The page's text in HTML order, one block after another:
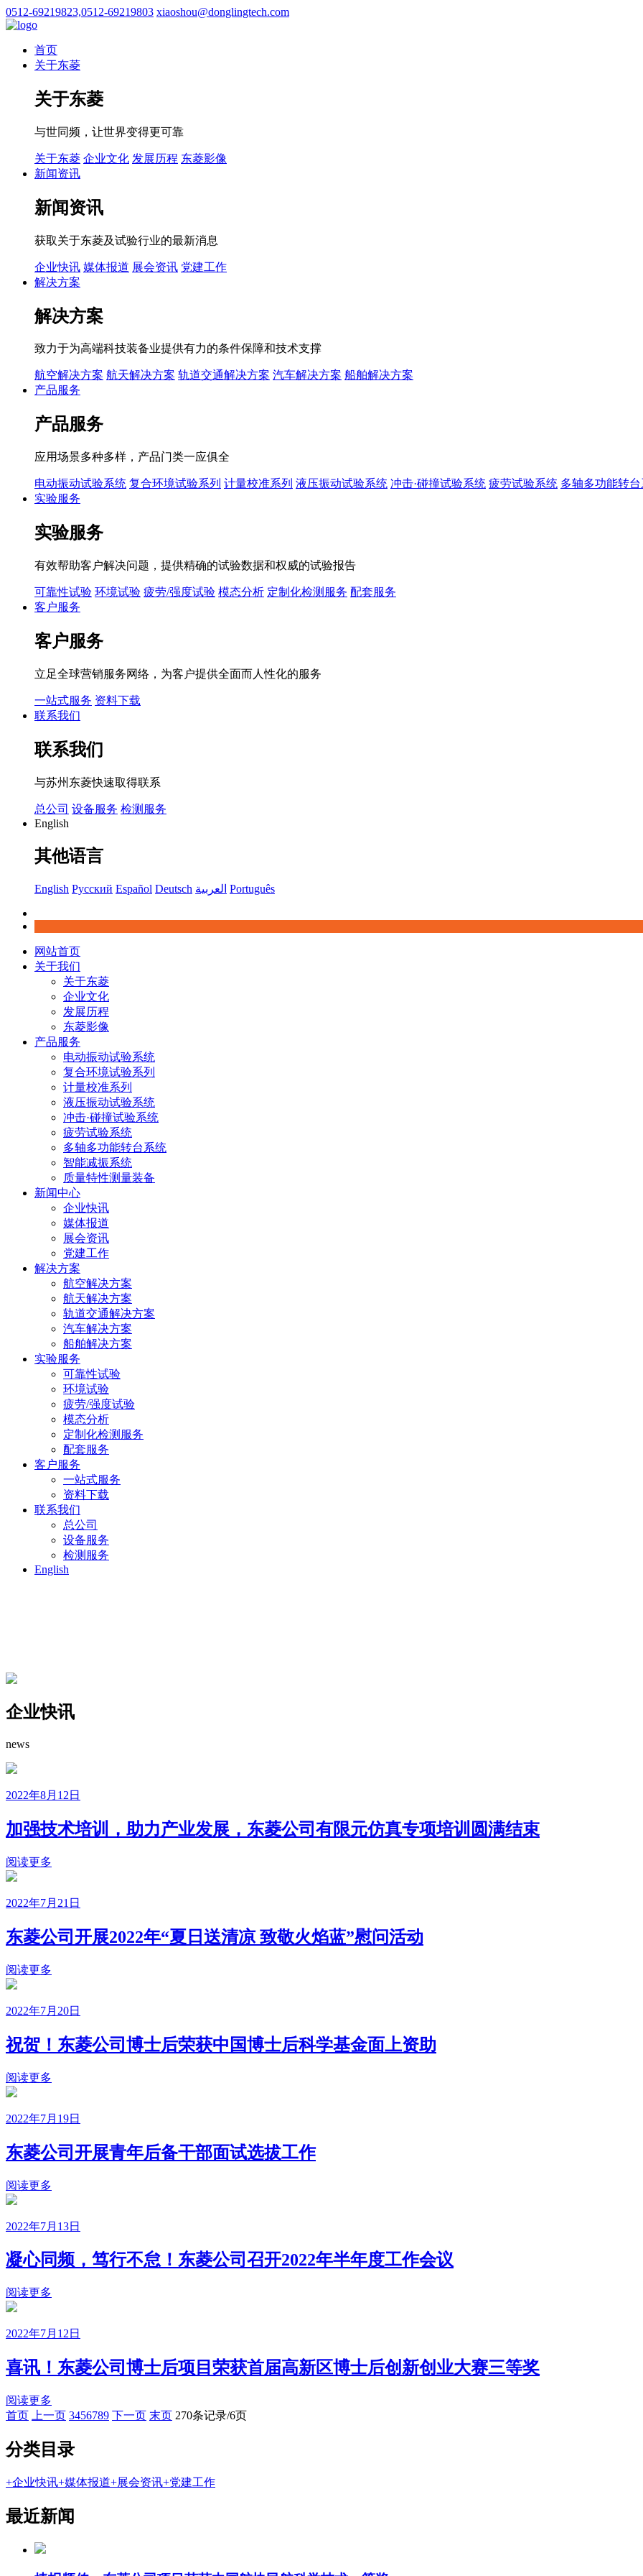
0512-69219823,0512-69219803 xiaoshou@donglingtech.com
首页
关于东菱
关于东菱
与世同频，让世界变得更可靠
关于东菱 企业文化 发展历程 东菱影像
新闻资讯
新闻资讯
获取关于东菱及试验行业的最新消息
企业快讯 媒体报道 展会资讯 党建工作
解决方案
解决方案
致力于为高端科技装备业提供有力的条件保障和技术支撑
航空解决方案 航天解决方案 轨道交通解决方案 汽车解决方案 船舶解决方案
产品服务
产品服务
应用场景多种多样，产品门类一应俱全
电动振动试验系统 复合环境试验系列 计量校准系列 液压振动试验系统 冲击·碰撞试验系统 疲劳试验系统 多轴多功能转
实验服务
实验服务
有效帮助客户解决问题，提供精确的试验数据和权威的试验报告
可靠性试验 环境试验 疲劳/强度试验 模态分析 定制化检测服务 配套服务
客户服务
客户服务
立足全球营销服务网络，为客户提供全面而人性化的服务
一站式服务 资料下载
联系我们
联系我们
与苏州东菱快速取得联系
总公司 设备服务 检测服务
English
其他语言
English Русский Español Deutsch العربية Português
网站首页
关于我们
关于东菱
企业文化
发展历程
东菱影像
产品服务
电动振动试验系统
复合环境试验系列
计量校准系列
液压振动试验系统
冲击·碰撞试验系统
疲劳试验系统
多轴多功能转台系统
智能减振系统
质量特性测量装备
新闻中心
企业快讯
媒体报道
展会资讯
党建工作
解决方案
航空解决方案
航天解决方案
轨道交通解决方案
汽车解决方案
船舶解决方案
实验服务
可靠性试验
环境试验
疲劳/强度试验
模态分析
定制化检测服务
配套服务
客户服务
一站式服务
资料下载
联系我们
总公司
设备服务
检测服务
English
企业快讯
news
2022年8月12日
加强技术培训，助力产业发展，东菱公司有限元仿真专项培训圆满结束
阅读更多
2022年7月21日
东菱公司开展2022年“夏日送清凉 致敬火焰蓝”慰问活动
阅读更多
2022年7月20日
祝贺！东菱公司博士后荣获中国博士后科学基金面上资助
阅读更多
2022年7月19日
东菱公司开展青年后备干部面试选拔工作
阅读更多
2022年7月13日
凝心同频，笃行不怠！东菱公司召开2022年半年度工作会议
阅读更多
2022年7月12日
喜讯！东菱公司博士后项目荣获首届高新区博士后创新创业大赛三等奖
阅读更多
首页
上一页 3456789 下一页 末页 270条记录/6页
分类目录
+企业快讯+媒体报道+展会资讯+党建工作
最近新闻